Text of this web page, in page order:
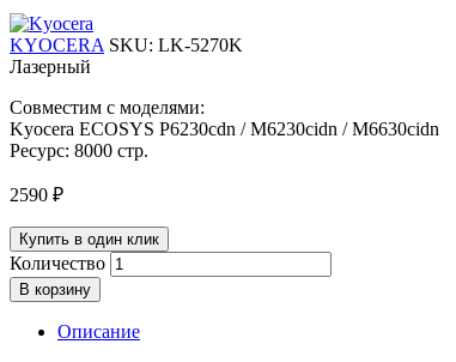
KYOCERA SKU: LK-5270K
Лазерный
Совместим с моделями:
Kyocera ECOSYS P6230cdn / M6230cidn / M6630cidn
Ресурс: 8000 стр.
2590 ₽
Купить в один клик
Количество
В корзину
Описание